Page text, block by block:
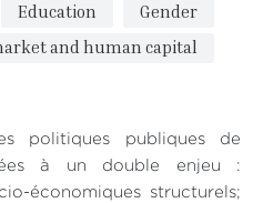
Education
Gender
and human capital
politiques publiques de
à un double enjeu :
économiques structurels;